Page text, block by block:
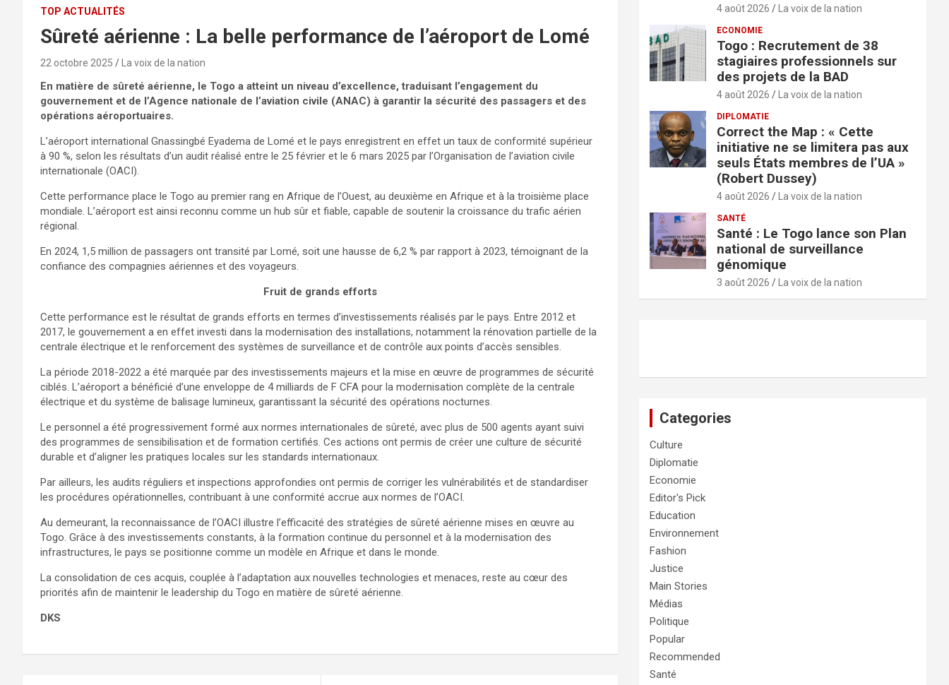
TOP ACTUALITÉS
Sûreté aérienne : La belle performance de l’aéroport de Lomé
22 octobre 2025 La voix de la nation
En matière de sûreté aérienne, le Togo a atteint un niveau d’excellence, traduisant l’engagement du
gouvernement et de l’Agence nationale de l’aviation civile (ANAC) à garantir la sécurité des passagers et des
opérations aéroportuaires.
L’aéroport international Gnassingbé Eyadema de Lomé et le pays enregistrent en effet un taux de conformité supérieur
à 90 %, selon les résultats d’un audit réalisé entre le 25 février et le 6 mars 2025 par l’Organisation de l’aviation civile
internationale (OACI).
Cette performance place le Togo au premier rang en Afrique de l’Ouest, au deuxième en Afrique et à la troisième place
mondiale. L’aéroport est ainsi reconnu comme un hub sûr et fiable, capable de soutenir la croissance du trafic aérien
régional.
En 2024, 1,5 million de passagers ont transité par Lomé, soit une hausse de 6,2 % par rapport à 2023, témoignant de la
confiance des compagnies aériennes et des voyageurs.
Fruit de grands efforts
Cette performance est le résultat de grands efforts en termes d’investissements réalisés par le pays. Entre 2012 et
2017, le gouvernement a en effet investi dans la modernisation des installations, notamment la rénovation partielle de la
centrale électrique et le renforcement des systèmes de surveillance et de contrôle aux points d’accès sensibles.
La période 2018-2022 a été marquée par des investissements majeurs et la mise en œuvre de programmes de sécurité
ciblés. L’aéroport a bénéficié d’une enveloppe de 4 milliards de F CFA pour la modernisation complète de la centrale
électrique et du système de balisage lumineux, garantissant la sécurité des opérations nocturnes.
Le personnel a été progressivement formé aux normes internationales de sûreté, avec plus de 500 agents ayant suivi
des programmes de sensibilisation et de formation certifiés. Ces actions ont permis de créer une culture de sécurité
durable et d’aligner les pratiques locales sur les standards internationaux.
Par ailleurs, les audits réguliers et inspections approfondies ont permis de corriger les vulnérabilités et de standardiser
les procédures opérationnelles, contribuant à une conformité accrue aux normes de l’OACI.
Au demeurant, la reconnaissance de l’OACI illustre l’efficacité des stratégies de sûreté aérienne mises en œuvre au
Togo. Grâce à des investissements constants, à la formation continue du personnel et à la modernisation des
infrastructures, le pays se positionne comme un modèle en Afrique et dans le monde.
La consolidation de ces acquis, couplée à l’adaptation aux nouvelles technologies et menaces, reste au cœur des
priorités afin de maintenir le leadership du Togo en matière de sûreté aérienne.
DKS
4 août 2026 La voix de la nation
ECONOMIE
Togo : Recrutement de 38
stagiaires professionnels sur
des projets de la BAD
4 août 2026 La voix de la nation
DIPLOMATIE
Correct the Map : « Cette
initiative ne se limitera pas aux
seuls États membres de l’UA »
(Robert Dussey)
4 août 2026 La voix de la nation
SANTÉ
Santé : Le Togo lance son Plan
national de surveillance
génomique
3 août 2026 La voix de la nation
Categories
Culture
Diplomatie
Economie
Editor's Pick
Education
Environnement
Fashion
Justice
Main Stories
Médias
Politique
Popular
Recommended
Santé